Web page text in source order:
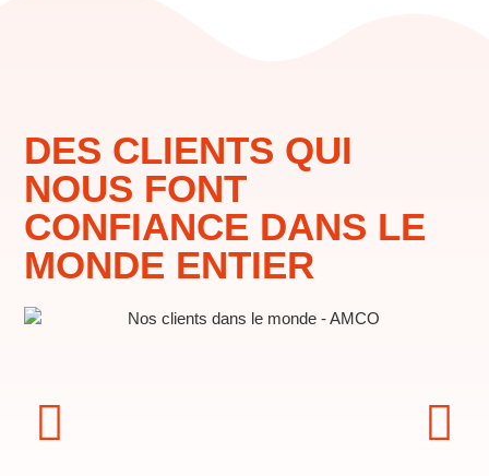
DES CLIENTS QUI
NOUS FONT
CONFIANCE DANS LE
MONDE ENTIER